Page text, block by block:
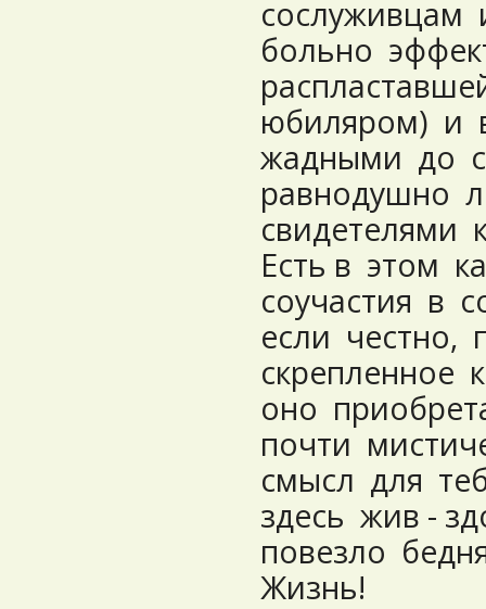
больно
юбиляром) и
жадными до
равнодушно
свидетелями
Есть в этом
соучастия в
если честно,
оно
почти
смысл для
здесь жив -
повезло
Жизнь!